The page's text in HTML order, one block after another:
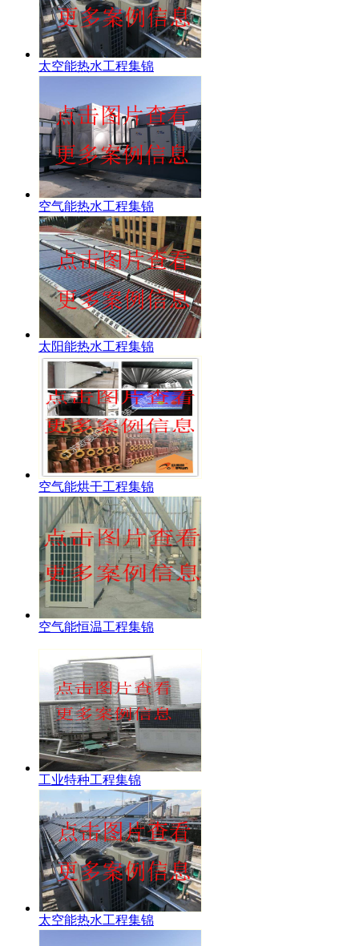
太空能热水工程集锦
空气能热水工程集锦
太阳能热水工程集锦
空气能烘干工程集锦
空气能恒温工程集锦
工业特种工程集锦
太空能热水工程集锦